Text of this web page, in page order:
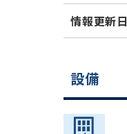
情報更新日
設備